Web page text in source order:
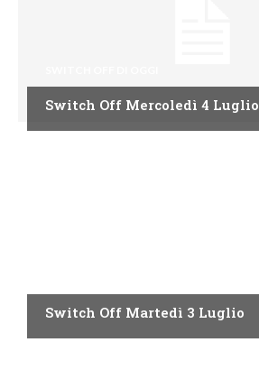
Switch Off Mercoledì 4 Luglio
Switch Off Martedì 3 Luglio